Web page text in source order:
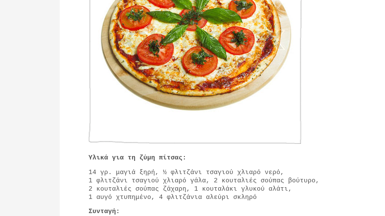
Υλικά για τη ζύμη πίτσας:
14 γρ. μαγιά ξηρή, ½ φλιτζάνι τσαγιού χλιαρό νερό,
1 φλιτζάνι τσαγιού χλιαρό γάλα, 2 κουταλιές σούπας βούτυρο,
2 κουταλιές σούπας ζάχαρη, 1 κουταλάκι γλυκού αλάτι,
1 αυγό χτυπημένο, 4 φλιτζάνια αλεύρι σκληρό
Συνταγή: